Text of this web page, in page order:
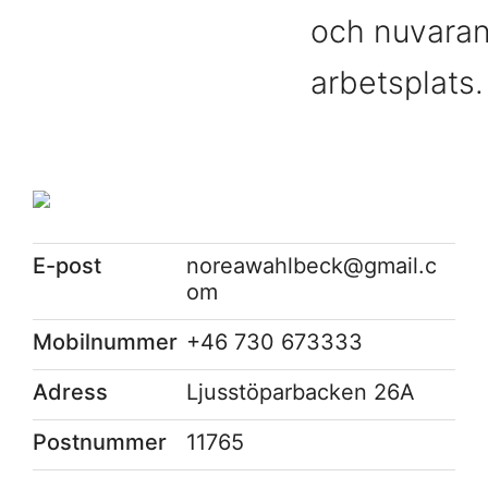
och
E-post
noreawahlbeck@gmail.c
om
Mobilnummer +46 730 673333
Adress
Ljusstöparbacken 26A
Postnummer
11765